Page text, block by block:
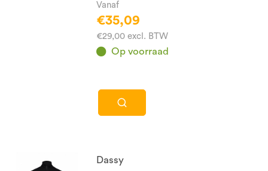
Vanaf
€35,09
€29,00 excl. BTW
Op voorraad
Dassy